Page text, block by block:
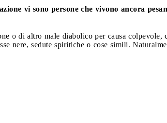
vi sono persone che vivono ancora
o di altro male diabolico per causa colpevole,
nere, sedute spiritiche o cose simili.